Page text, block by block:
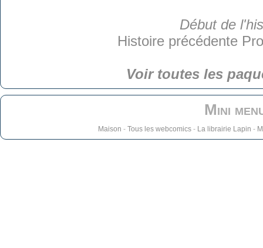
Début de
Histoire précédente
Voir toutes les
Mini
Maison - Tous les webcomics- La librairie Lapin -